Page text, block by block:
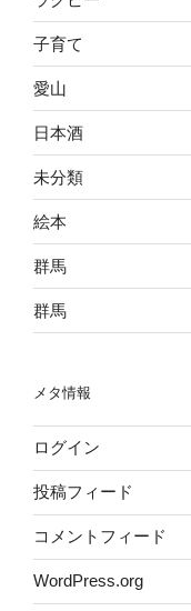
子育て
愛山
日本酒
未分類
絵本
群馬
群馬
メタ情報
ログイン
投稿フィード
コメントフィード
WordPress.org